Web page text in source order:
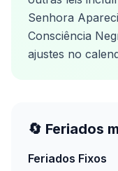
Senhora
Consciência
ajustes no
🔄 Feriados
Feriados Fixos